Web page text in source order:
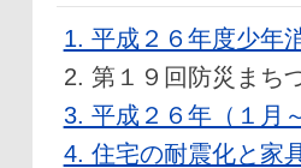
1. 平成２６年度少年
2. 第１９回防災まち
3. 平成２６年（１月
4. 住宅の耐震化と家